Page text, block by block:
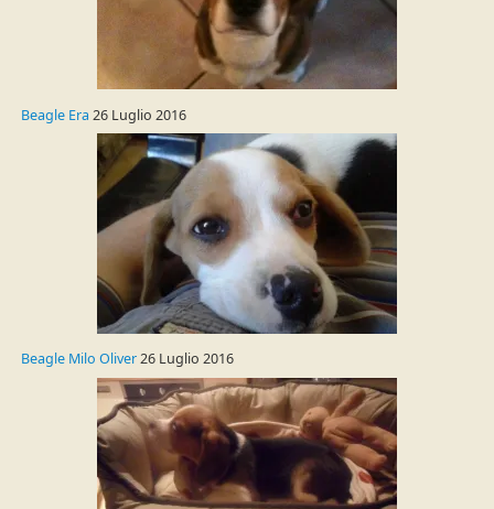
Beagle Era 26 Luglio 2016
Beagle Milo Oliver26 Luglio 2016